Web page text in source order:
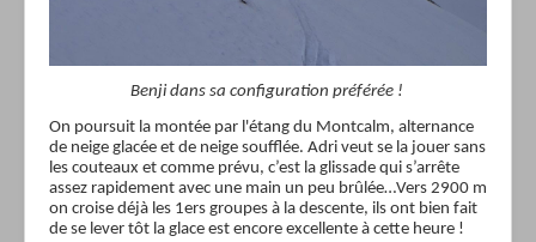
Benji dans sa configuration préférée !
On poursuit la montée par l'étang du Montcalm, alternance
de neige glacée et de neige soufflée. Adri veut se la jouer sans
les couteaux et comme prévu, c’est la glissade qui s’arrête
assez rapidement avec une main un peu brûlée…Vers 2900 m
on croise déjà les 1ers groupes à la descente, ils ont bien fait
de se lever tôt la glace est encore excellente à cette heure !